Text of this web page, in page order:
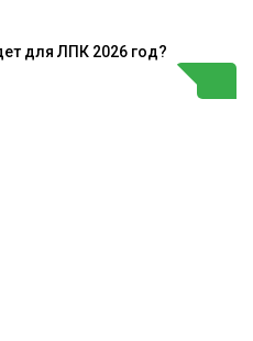
для ЛПК 2026 год?